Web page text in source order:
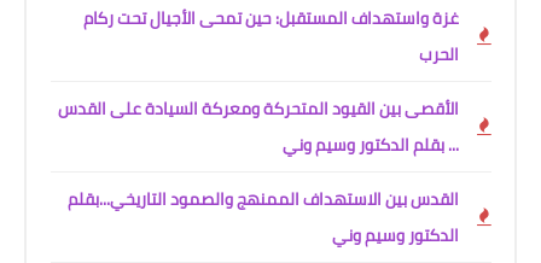
غزة واستهداف المستقبل: حين تمحى الأجيال تحت ركام
الحرب
الأقصى بين القيود المتحركة ومعركة السيادة على القدس
... بقلم الدكتور وسيم وني
القدس بين الاستهداف الممنهج والصمود التاريخي...بقلم
الدكتور وسيم وني